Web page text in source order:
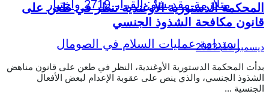
المحكمة الدستورية الأوغندية تنظر في طعن على
قانون مكافحة الشذوذ الجنسي
ديسمبر 19, 2023
بدأت المحكمة الدستورية الأوغندية، النظر في طعن على قانون مناهض
الشذوذ الجنسي، والذي ينص على عقوبة الإعدام لبعض الأفعال
الجنسية ...